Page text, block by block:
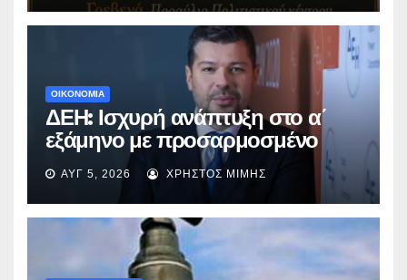
ΟΙΚΟΝΟΜΙΑ
ΔΕΗ: Ισχυρή ανάπτυξη στο α΄
εξάμηνο με προσαρμοσμένο
EBITDA στα €1,2 δισ.
ΑΥΓ 5, 2026 ΧΡΉΣΤΟΣ ΜΊΜΗΣ